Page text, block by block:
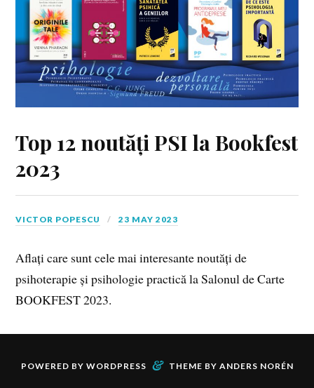
Top 12 noutăți PSI la Bookfest
2023
VICTOR POPESCU 23 MAY 2023
Aflați care sunt cele mai interesante noutăți de
psihoterapie și psihologie practică la Salonul de Carte
BOOKFEST 2023.
POWERED BY WORDPRESS & THEME BY ANDERS NORÉN